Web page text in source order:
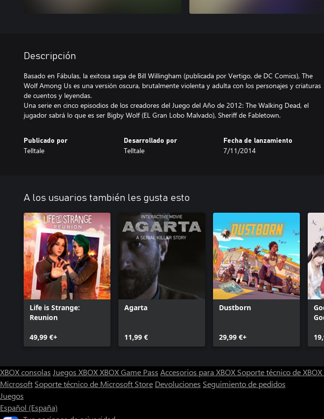
Descripción
Basado en Fábulas, la exitosa saga de Bill Willingham (publicada por Vertigo, de DC Comics), The
Wolf Among Us es una versión oscura, brutalmente violenta y adulta con los personajes y criaturas
de cuentos y leyendas.
Una serie en cinco episodios de los creadores del Juego del Año de 2012: The Walking Dead, el
jugador sabrá lo que es ser Bigby Wolf (EL Gran Lobo Malvado), Sheriff de Fabletown.
Publicado por
Telltale
Desarrollado por
Telltale
Fecha de lanzamiento
7/11/2014
A los usuarios también les gusta esto
Life is Strange:
Reunion
49,99 €+
Agarta
11,99 €
Dustborn
29,99 €+
XBOX consolas Juegos XBOXXBOX Game Pass Accesorios para XBOX Soporte técnico de XBOX
Microsoft Soporte técnico de Microsoft Store Devoluciones Seguimiento de pedidos
Juegos
Español (España)